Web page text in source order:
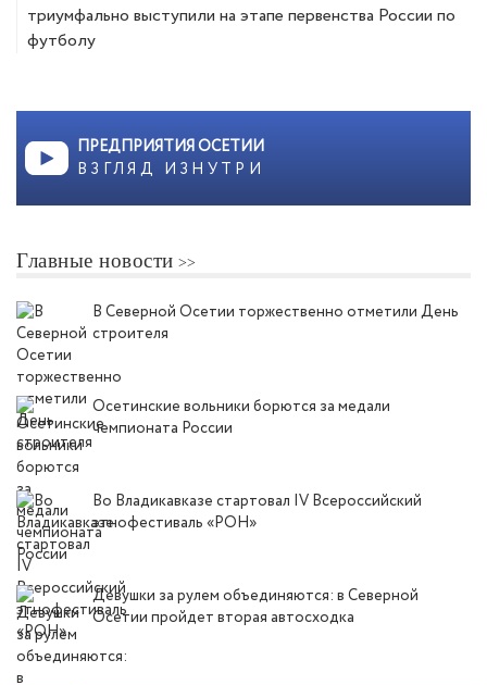
триумфально выступили на этапе первенства России по
футболу
ПРЕДПРИЯТИЯ ОСЕТИИ
ВЗГЛЯД ИЗНУТРИ
Главные новости
В Северной Осетии торжественно отметили День
строителя
Осетинские вольники борются за медали
чемпионата России
Во Владикавказе стартовал IV Всероссийский
этнофестиваль «РОН»
Девушки за рулем объединяются: в Северной
Осетии пройдет вторая автосходка